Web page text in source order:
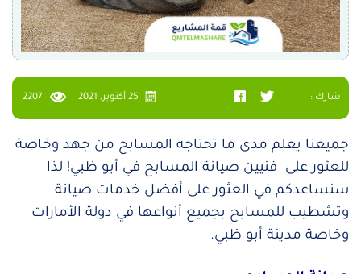
شارك : 25 أكتوبر, 2021 2207
جميعنا يعلم مدى ما تحتاجه المسابح من جهد وخاصة
للعثور على فنيين صيانة المسابح في أبو ظبي! لذا
سنساعدكم في العثور على أفضل خدمات صيانة
وتشطيب للمسابح بجميع أنواعها في دولة الأمارات
وخاصة مدينة أبو ظبي.